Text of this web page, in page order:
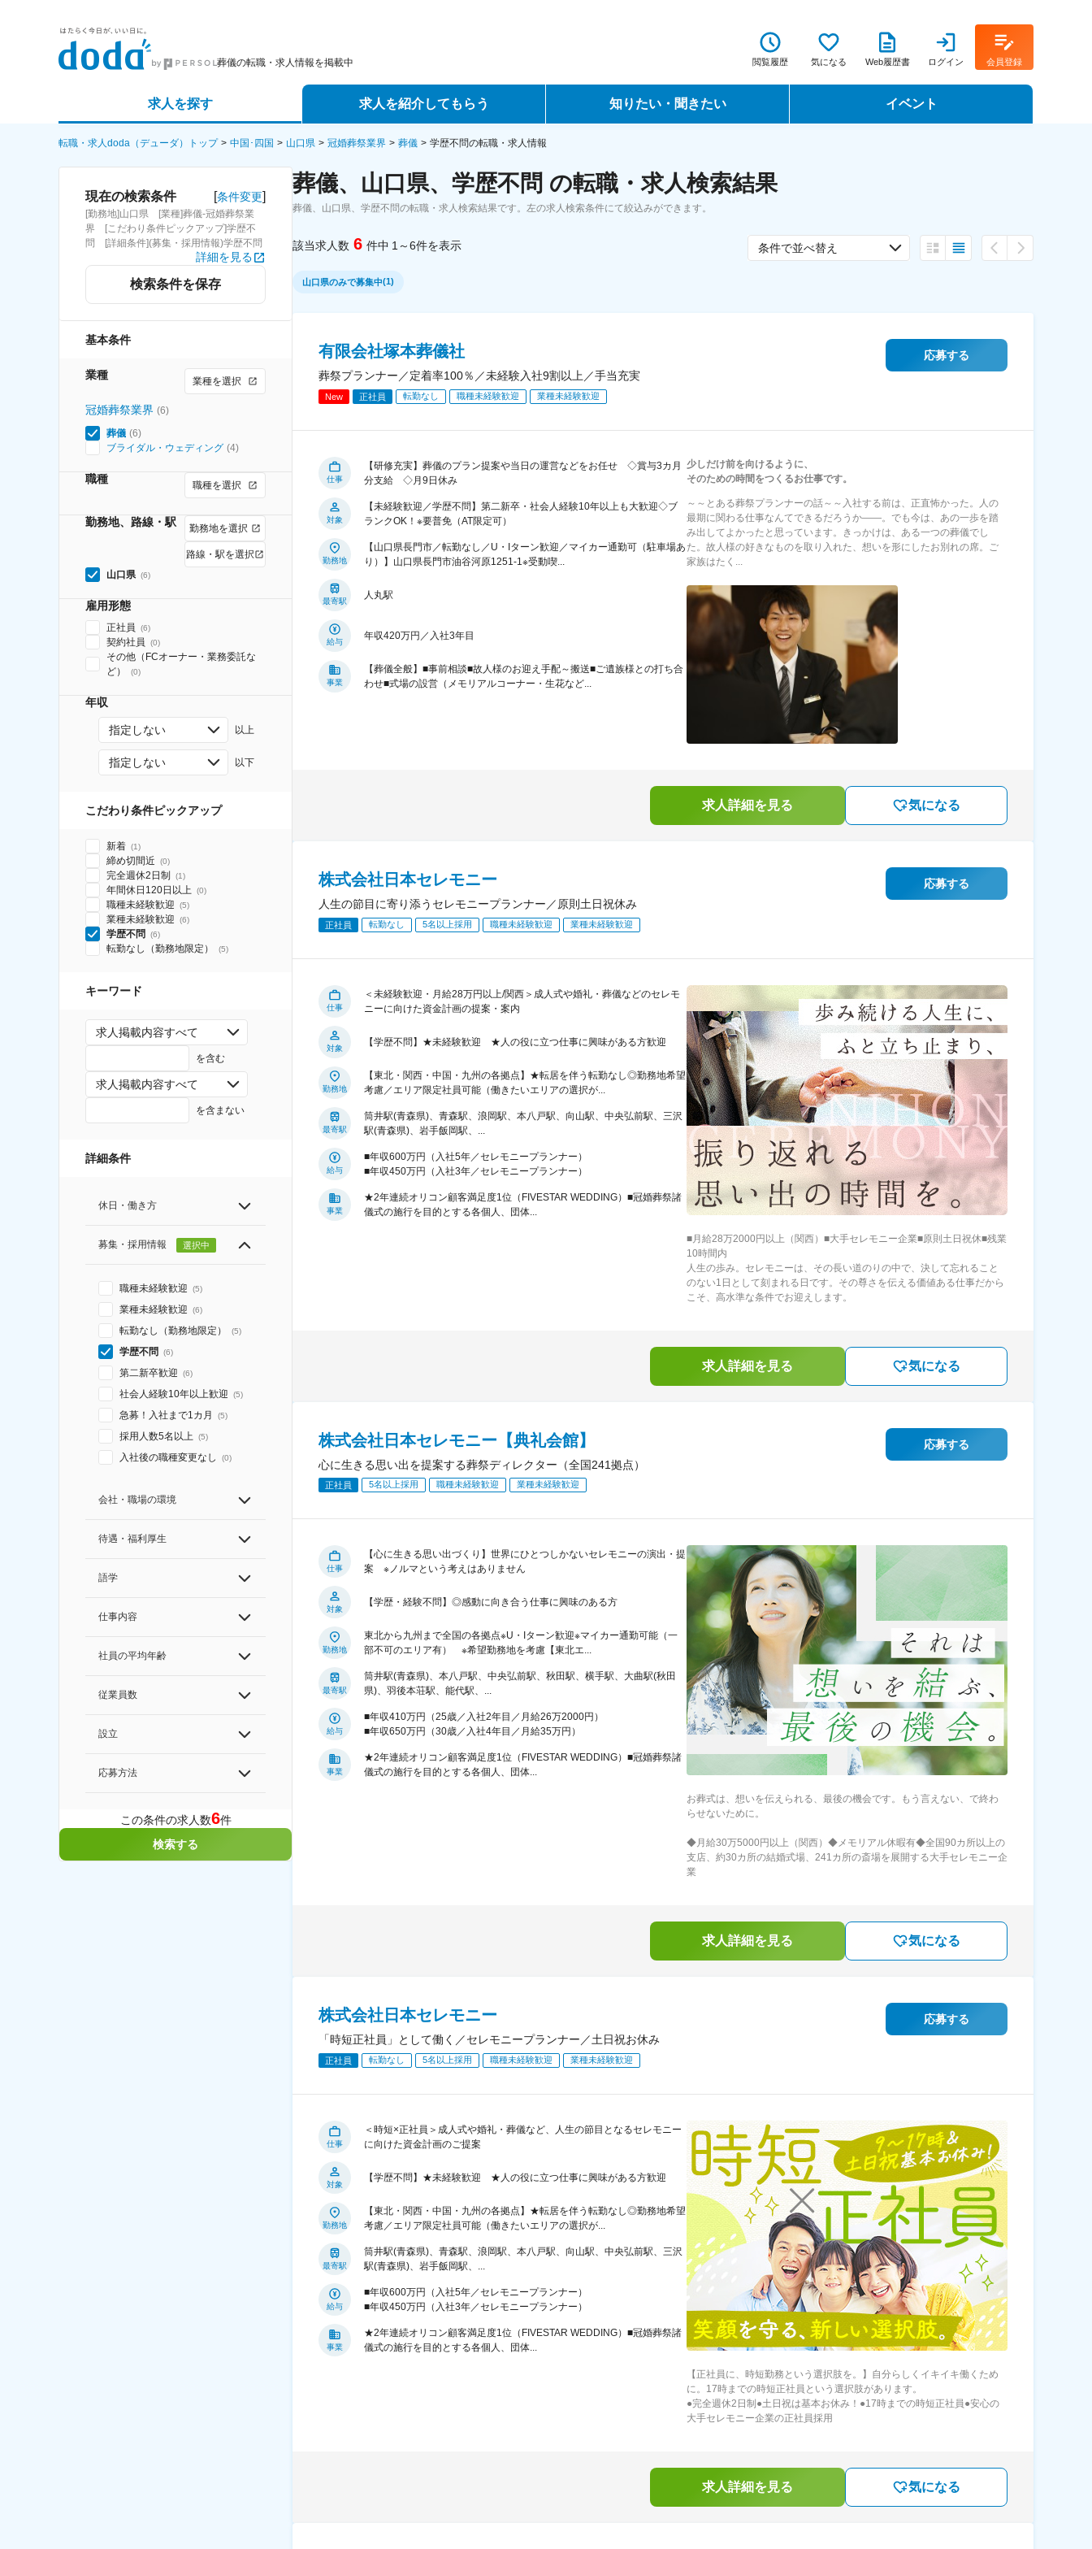
葬儀の転職・求人情報を掲載中 閲覧履歴 気になる Web履歴書 ログイン 会員登録
求人を探す
詳細条件から探す
求人特集から探す
求人を紹介してもらう
エージェントサービス
スカウトサービス
知りたい・聞きたい
データで見る転職
イベント
転職・求人doda（デューダ）トップ 中国･四国 山口県 冠婚葬祭業界 葬儀 学歴不問の転職・求人情報
現在の検索条件 [条件変更]
[勤務地]山口県 [業種]葬儀-冠婚葬祭業
界 [こだわり条件ピックアップ]学歴不
問 [詳細条件](募集・採用情報)学歴不問
詳細を見る
検索条件を保存
基本条件
業種 業種を選択
冠婚葬祭業界 (6)
葬儀 (6)
ブライダル・ウェディング (4)
職種 職種を選択
勤務地、路線・駅 勤務地を選択
路線・駅を選択
山口県 (6)
雇用形態
正社員 (6)
契約社員 (0)
その他（FCオーナー・業務委託な
ど）
(0)
年収
指定しない 以上
指定しない 以下
こだわり条件ピックアップ
新着 (1)
締め切間近 (0)
完全週休2日制 (1)
年間休日120日以上 (0)
職種未経験歓迎 (5)
業種未経験歓迎 (6)
学歴不問 (6)
転勤なし（勤務地限定） (5)
キーワード
求人掲載内容すべて
を含む
求人掲載内容すべて
を含まない
詳細条件
休日・働き方
募集・採用情報 選択中
職種未経験歓迎 (5)
業種未経験歓迎 (6)
転勤なし（勤務地限定） (5)
学歴不問 (6)
第二新卒歓迎 (6)
社会人経験10年以上歓迎 (5)
急募！入社まで1カ月 (5)
採用人数5名以上 (5)
入社後の職種変更なし (0)
会社・職場の環境
待遇・福利厚生
語学
仕事内容
社員の平均年齢
従業員数
設立
応募方法
この条件の求人数6件
検索する
葬儀、山口県、学歴不問 の転職・求人検索結果
葬儀、山口県、学歴不問の転職・求人検索結果です。左の求人検索条件にて絞込みができます。
該当求人数 6 件中 1～6件を表示 条件で並べ替え
山口県のみで募集中(1)
有限会社塚本葬儀社
葬祭プランナー／定着率100％／未経験入社9割以上／手当充実
New 正社員 転勤なし 職種未経験歓迎 業種未経験歓迎
応募する
仕事
【研修充実】葬儀のプラン提案や当日の運営などをお任せ ◇賞与3カ月
分支給 ◇月9日休み
対象
【未経験歓迎／学歴不問】第二新卒・社会人経験10年以上も大歓迎◇ブ
ランクOK！※要普免（AT限定可）
勤務地
【山口県長門市／転勤なし／U・Iターン歓迎／マイカー通勤可（駐車場あ
り）】山口県長門市油谷河原1251-1※受動喫...
最寄駅
人丸駅
給与
年収420万円／入社3年目
事業
【葬儀全般】■事前相談■故人様のお迎え手配～搬送■ご遺族様との打ち合
わせ■式場の設営（メモリアルコーナー・生花など...
少しだけ前を向けるように、
そのための時間をつくるお仕事です。
～～とある葬祭プランナーの話～～入社する前は、正直怖かった。人の
最期に関わる仕事なんてできるだろうか――。でも今は、あの一歩を踏
み出してよかったと思っています。きっかけは、ある一つの葬儀でし
た。故人様の好きなものを取り入れた、想いを形にしたお別れの席。ご
家族はたく...
求人詳細を見る 気になる
株式会社日本セレモニー
人生の節目に寄り添うセレモニープランナー／原則土日祝休み
正社員 転勤なし 5名以上採用 職種未経験歓迎 業種未経験歓迎
応募する
仕事
＜未経験歓迎・月給28万円以上/関西＞成人式や婚礼・葬儀などのセレモ
ニーに向けた資金計画の提案・案内
対象
【学歴不問】★未経験歓迎 ★人の役に立つ仕事に興味がある方歓迎
勤務地
【東北・関西・中国・九州の各拠点】★転居を伴う転勤なし◎勤務地希望
考慮／エリア限定社員可能（働きたいエリアの選択が...
最寄駅
筒井駅(青森県)、青森駅、浪岡駅、本八戸駅、向山駅、中央弘前駅、三沢
駅(青森県)、岩手飯岡駅、...
給与
■年収600万円（入社5年／セレモニープランナー）
■年収450万円（入社3年／セレモニープランナー）
事業
★2年連続オリコン顧客満足度1位（FIVESTAR WEDDING）■冠婚葬祭諸
儀式の施行を目的とする各個人、団体...
■月給28万2000円以上（関西）■大手セレモニー企業■原則土日祝休■残業
10時間内
人生の歩み。セレモニーは、その長い道のりの中で、決して忘れること
のない1日として刻まれる日です。その尊さを伝える価値ある仕事だから
こそ、高水準な条件でお迎えします。
求人詳細を見る 気になる
株式会社日本セレモニー【典礼会館】
心に生きる思い出を提案する葬祭ディレクター（全国241拠点）
正社員 5名以上採用 職種未経験歓迎 業種未経験歓迎
応募する
仕事
【心に生きる思い出づくり】世界にひとつしかないセレモニーの演出・提
案 ※ノルマという考えはありません
対象
【学歴・経験不問】◎感動に向き合う仕事に興味のある方
勤務地
東北から九州まで全国の各拠点※U・Iターン歓迎※マイカー通勤可能（一
部不可のエリア有） ※希望勤務地を考慮【東北エ...
最寄駅
筒井駅(青森県)、本八戸駅、中央弘前駅、秋田駅、横手駅、大曲駅(秋田
県)、羽後本荘駅、能代駅、...
給与
■年収410万円（25歳／入社2年目／月給26万2000円）
■年収650万円（30歳／入社4年目／月給35万円）
事業
★2年連続オリコン顧客満足度1位（FIVESTAR WEDDING）■冠婚葬祭諸
儀式の施行を目的とする各個人、団体...
お葬式は、想いを伝えられる、最後の機会です。もう言えない、で終わ
らせないために。
◆月給30万5000円以上（関西）◆メモリアル休暇有◆全国90カ所以上の
支店、約30カ所の結婚式場、241カ所の斎場を展開する大手セレモニー企
業
求人詳細を見る 気になる
株式会社日本セレモニー
「時短正社員」として働く／セレモニープランナー／土日祝お休み
正社員 転勤なし 5名以上採用 職種未経験歓迎 業種未経験歓迎
応募する
仕事
＜時短×正社員＞成人式や婚礼・葬儀など、人生の節目となるセレモニー
に向けた資金計画のご提案
対象
【学歴不問】★未経験歓迎 ★人の役に立つ仕事に興味がある方歓迎
勤務地
【東北・関西・中国・九州の各拠点】★転居を伴う転勤なし◎勤務地希望
考慮／エリア限定社員可能（働きたいエリアの選択が...
最寄駅
筒井駅(青森県)、青森駅、浪岡駅、本八戸駅、向山駅、中央弘前駅、三沢
駅(青森県)、岩手飯岡駅、...
給与
■年収600万円（入社5年／セレモニープランナー）
■年収450万円（入社3年／セレモニープランナー）
事業
★2年連続オリコン顧客満足度1位（FIVESTAR WEDDING）■冠婚葬祭諸
儀式の施行を目的とする各個人、団体...
【正社員に、時短勤務という選択肢を。】自分らしくイキイキ働くため
に。17時までの時短正社員という選択肢があります。
●完全週休2日制●土日祝は基本お休み！●17時までの時短正社員●安心の
大手セレモニー企業の正社員採用
求人詳細を見る 気になる